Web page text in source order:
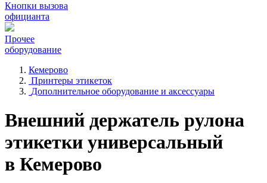
Кнопки вызова
официанта
Прочее
оборудование
Кемерово
Принтеры этикеток
Дополнительное оборудование и аксессуары
Внешний держатель рулона
этикетки универсальный
в Кемерово